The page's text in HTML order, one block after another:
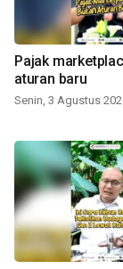
Pajak
aturan baru
Senin, 3 Agustus